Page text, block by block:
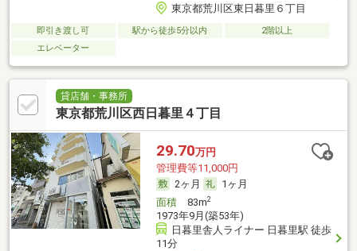
東京都荒川区東日暮里６丁目
即引き渡し可 駅から徒歩5分以内
2階以上
エレベーター
貸店舗・事務所
東京都荒川区西日暮里４丁目
29.70万円
管理費等11,000円
2ヶ月
1ヶ月
面積83m2
1973年9月(築53年)
日暮里舎人ライナー 日暮里駅 徒歩
11分